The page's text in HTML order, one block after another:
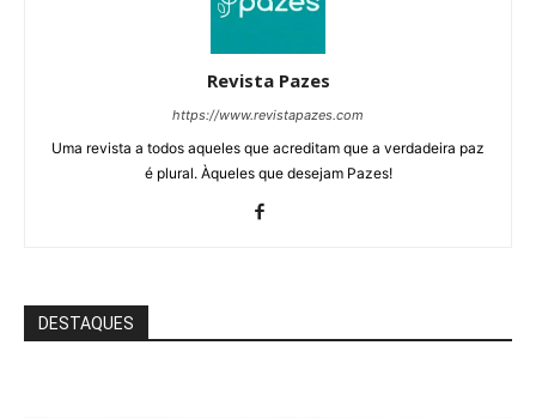
Revista Pazes
https://www.revistapazes.com
Uma revista a todos aqueles que acreditam que a verdadeira paz
é plural. Àqueles que desejam Pazes!
DESTAQUES